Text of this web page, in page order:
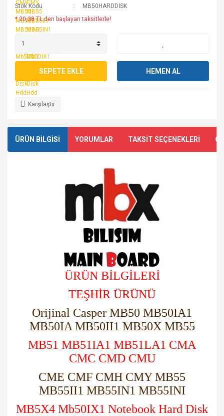
Stok Kodu
MB50HARDDİSK
* 20,38 TL den başlayan taksitlerle!
SEPETE EKLE HEMEN AL
Karşılaştır
ÜRÜN BİLGİSİ YORUMLAR TAKSİT SEÇENEKLERİ
ÜRÜN BİLGİLERİ
TEŞHİR ÜRÜNÜ
Orijinal Casper MB50 MB50IA1
MB50IA MB50II1 MB50X MB55
MB51 MB51IA1 MB51LA1 CMA
CMC CMD CMU
CME CMF CMH CMY MB55
MB55II1 MB55IN1 MB55INI
MB5X4 Mb50IX1 Notebook Hard Disk